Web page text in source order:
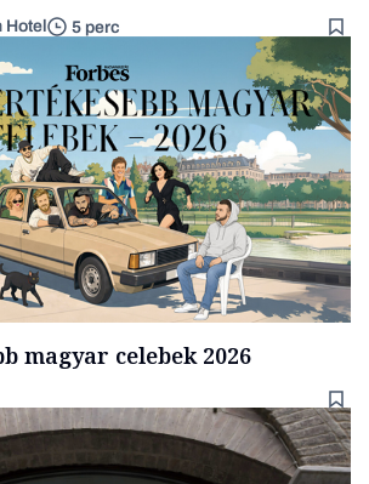
5 perc
magyar celebek 2026